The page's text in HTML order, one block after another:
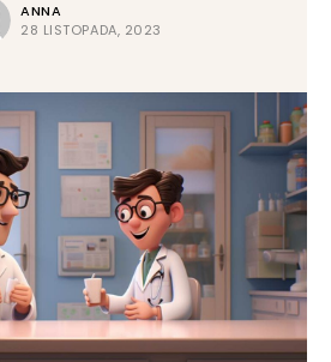
ANNA
28 LISTOPADA, 2023